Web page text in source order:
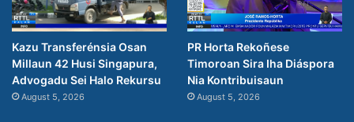
Kazu Transferénsia Osan
Millaun 42 Husi Singapura,
Advogadu Sei Halo Rekursu
August 5, 2026
PR Horta Rekoñese
Timoroan Sira Iha Diáspora
Nia Kontribuisaun
August 5, 2026